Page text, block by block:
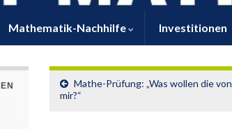
Mathematik-Nachhilfe Investitionen
Mathe-Prüfung: „Was wollen die von
mir?“